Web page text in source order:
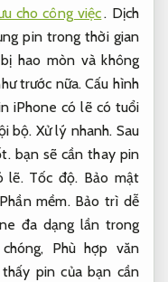
cho công việc. Dịch
pin trong thời gian
hao mòn và không
trước nữa.Cấu hình
iPhone có lẽ có tuổi
bộ. Xử lý nhanh. Sau
bạn sẽ cần thay pin
lẽ. Tốc độ. Bảo mật
Phần mềm. Bảo trì dễ
đa dạng lần trong
Phù hợp văn
pin của bạn cần